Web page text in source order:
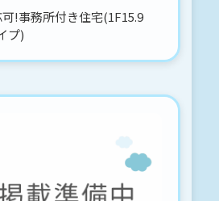
花園-102 〒030-0966
目４４－１０
方の申し入れがありま
りましたo(^▽^)oあり
ました♪
ウンⅡ-A
りましたo(^▽^)oあり
ました♪
!事務所付き住宅(1F15.9
プ)